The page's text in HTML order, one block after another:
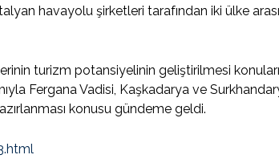
havayolu şirketleri tarafından iki ülke
turizm potansiyelinin geliştirilmesi konuları
Fergana Vadisi, Kaşkadarya ve
konusu gündeme geldi.